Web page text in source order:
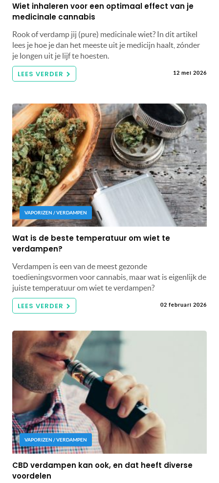
Wiet inhaleren voor een optimaal effect van je
medicinale cannabis
Rook of verdamp jij (pure) medicinale wiet? In dit artikel
lees je hoe je dan het meeste uit je medicijn haalt, zónder
je longen uit je lijf te hoesten.
LEES VERDER 12 mei 2026
VAPORIZEN / VERDAMPEN
Wat is de beste temperatuur om wiet te
verdampen?
Verdampen is een van de meest gezonde
toedieningsvormen voor cannabis, maar wat is eigenlijk de
juiste temperatuur om wiet te verdampen?
LEES VERDER 02 februari 2026
VAPORIZEN / VERDAMPEN
CBD verdampen kan ook, en dat heeft diverse
voordelen